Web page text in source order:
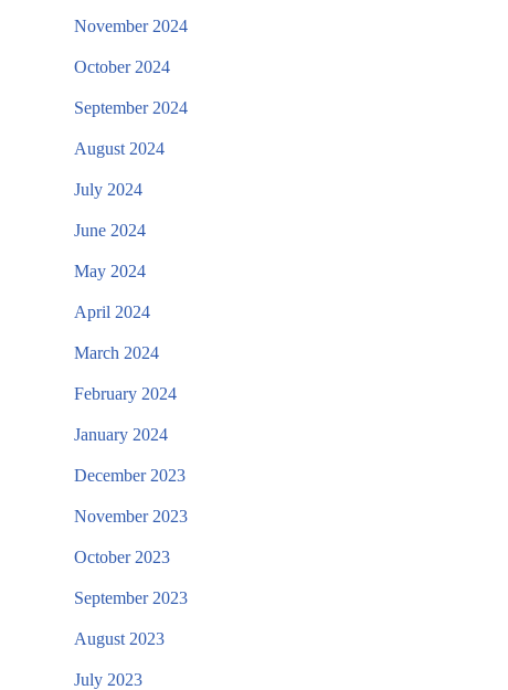
November 2024
October 2024
September 2024
August 2024
July 2024
June 2024
May 2024
April 2024
March 2024
February 2024
January 2024
December 2023
November 2023
October 2023
September 2023
August 2023
July 2023